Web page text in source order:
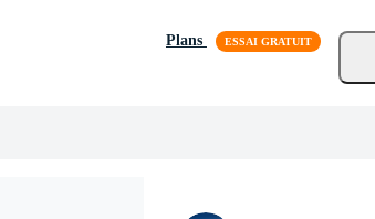
Plans